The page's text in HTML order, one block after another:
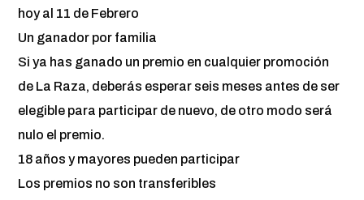
hoy al 11 de Febrero
Un ganador por familia
Si ya has ganado un premio en cualquier promoción
de La Raza, deberás esperar seis meses antes de ser
elegible para participar de nuevo, de otro modo será
nulo el premio.
18 años y mayores pueden participar
Los premios no son transferibles